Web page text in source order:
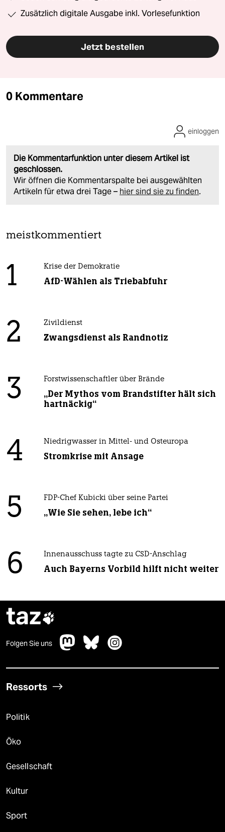
Zusätzlich digitale Ausgabe inkl. Vorlesefunktion
Jetzt bestellen
0 Kommentare
Die Kommentarfunktion unter diesem Artikel ist
geschlossen.
Wir öffnen die Kommentarspalte bei ausgewählten
Artikeln für etwa drei Tage – hier sind sie zu finden.
einloggen
meistkommentiert
1 Krise der Demokratie
AfD-Wählen als Triebabfuhr
2 Zivildienst
Zwangsdienst als Randnotiz
3 Forstwissenschaftler über Brände
„Der Mythos vom Brandstifter hält sich
hartnäckig“
4 Niedrigwasser in Mittel- und Osteuropa
Stromkrise mit Ansage
5 FDP-Chef Kubicki über seine Partei
„Wie Sie sehen, lebe ich“
6 Innenausschuss tagte zu CSD-Anschlag
Auch Bayerns Vorbild hilft nicht weiter
taz
Folgen Sie uns
Ressorts
Politik
Öko
Gesellschaft
Kultur
Sport